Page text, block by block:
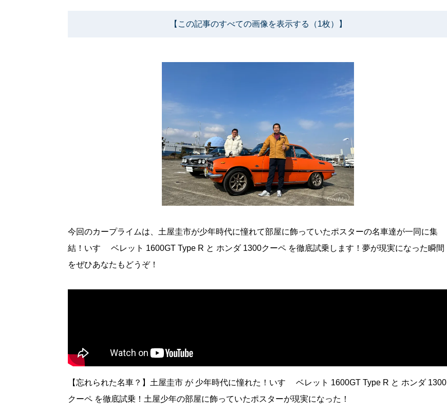
【この記事のすべての画像を表示する（1枚）】
今回のカープライムは、土屋圭市が少年時代に憧れて部屋に飾っていたポスターの名車達が一同に集
結！いすゞ ベレット 1600GT Type R と ホンダ 1300クーペ を徹底試乗します！夢が現実になった瞬間
をぜひあなたもどうぞ！
【忘れられた名車？】土屋圭市 が 少年時代に憧れた！いすゞ ベレット 1600GT Type R と ホンダ 1300
クーペ を徹底試乗！土屋少年の部屋に飾っていたポスターが現実になった！